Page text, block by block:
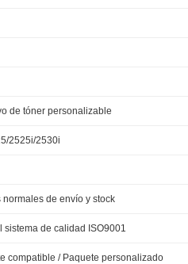
de tóner personalizable
2525i/2530i
de envío y stock
sistema de calidad ISO9001
compatible / Paquete personalizado